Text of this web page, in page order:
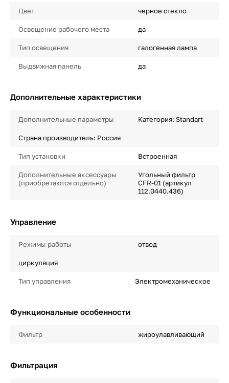
Цвет черное стекло
Освещение рабочего места да
Тип освещения галогенная лампа
Выдвижная панель да
Дополнительные характеристики
Дополнительные параметры Категория: Standart
Страна производитель: Россия
Тип установки Встроенная
Дополнительные аксессуары
(приобретаются отдельно)
Угольный фильтр
CFR-01 (артикул
112.0440.436)
Управление
Режимы работы отвод
циркуляция
Тип управления Электромеханическое
Функциональные особенности
Фильтр жироулавливающий
Фильтрация